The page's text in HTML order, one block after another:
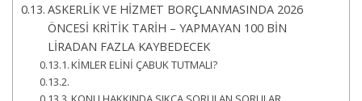
ASKERLİK VE HİZMET BORÇLANMASINDA 2026
ÖNCESİ KRİTİK TARİH – YAPMAYAN 100 BİN
LİRADAN FAZLA KAYBEDECEK
KİMLER ELİNİ ÇABUK TUTMALI?